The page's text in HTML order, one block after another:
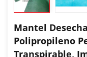
Mantel
Polipropileno
Transpirable,